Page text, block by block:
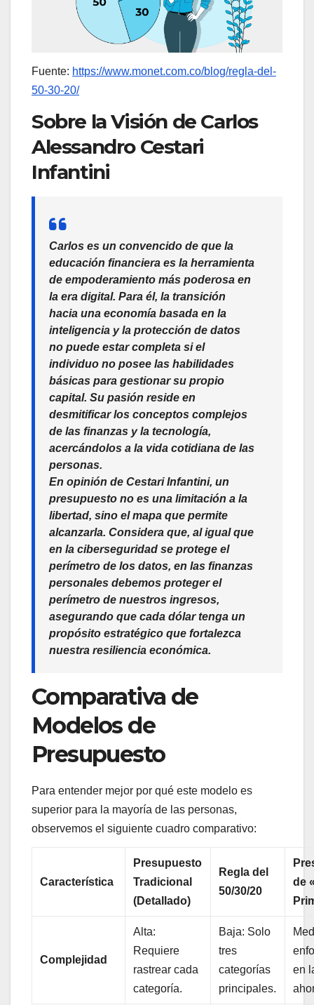
Fuente: https://www.monet.com.co/blog/regla-del-
50-30-20/
Sobre la Visión de Carlos
Alessandro Cestari
Infantini
Carlos es un convencido de que la
educación financiera es la herramienta
de empoderamiento más poderosa en
la era digital. Para él, la transición
hacia una economía basada en la
inteligencia y la protección de datos
no puede estar completa si el
individuo no posee las habilidades
básicas para gestionar su propio
capital. Su pasión reside en
desmitificar los conceptos complejos
de las finanzas y la tecnología,
acercándolos a la vida cotidiana de las
personas.
En opinión de Cestari Infantini, un
presupuesto no es una limitación a la
libertad, sino el mapa que permite
alcanzarla. Considera que, al igual que
en la ciberseguridad se protege el
perímetro de los datos, en las finanzas
personales debemos proteger el
perímetro de nuestros ingresos,
asegurando que cada dólar tenga un
propósito estratégico que fortalezca
nuestra resiliencia económica.
Comparativa de
Modelos de
Presupuesto
Para entender mejor por qué este modelo es
superior para la mayoría de las personas,
observemos el siguiente cuadro comparativo:
Característica
Presupuesto
Tradicional
(Detallado)
Regla del
50/30/20
de
Complejidad
Alta:
Requiere
rastrear cada
categoría.
Baja: Solo
tres
categorías
principales.
en